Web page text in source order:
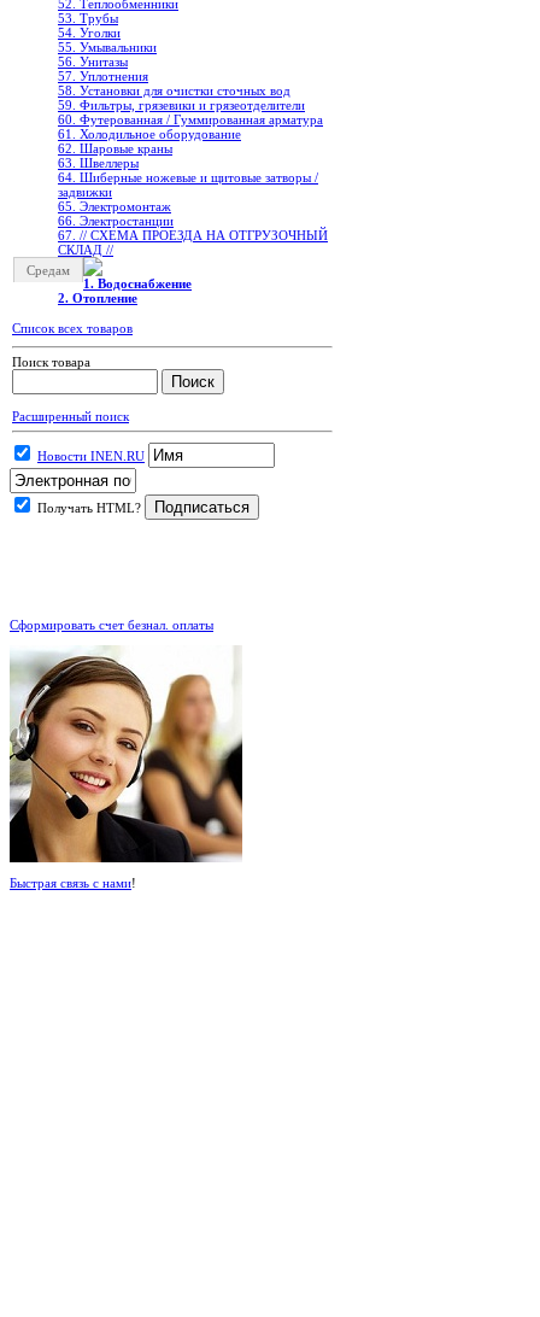
52. Теплообменники
53. Трубы
54. Уголки
55. Умывальники
56. Унитазы
57. Уплотнения
58. Установки для очистки сточных вод
59. Фильтры, грязевики и грязеотделители
60. Футерованная / Гуммированная арматура
61. Холодильное oборудование
62. Шаровые краны
63. Швеллеры
64. Шиберные ножевые и щитовые затворы /
задвижки
65. Электромонтаж
66. Электростанции
67. // СХЕМА ПРОЕЗДА НА ОТГРУЗОЧНЫЙ
СКЛАД //
Средам
1. Водоснабжение
2. Отопление
Список всех товаров
Поиск товара
Расширенный поиск
Новости INEN.RU
Получать HTML?
Сформировать счет безнал. оплаты
Быстрая связь с нами!